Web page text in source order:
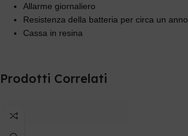
Allarme giornaliero
Resistenza della batteria per circa un anno
Cassa in resina
Prodotti Correlati